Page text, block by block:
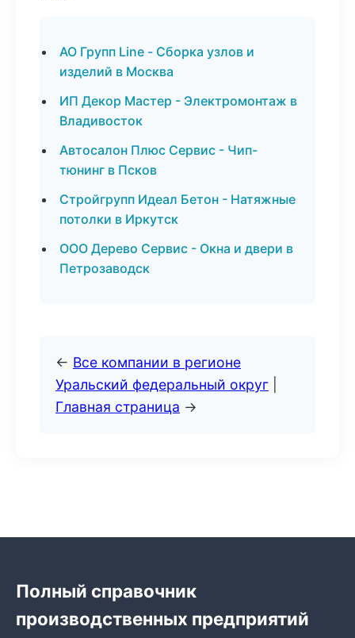
АО Групп Line - Сборка узлов и
изделий в Москва
ИП Декор Мастер - Электромонтаж в
Владивосток
Автосалон Плюс Сервис - Чип-
тюнинг в Псков
Стройгрупп Идеал Бетон - Натяжные
потолки в Иркутск
ООО Дерево Сервис - Окна и двери в
Петрозаводск
← Все компании в регионе
Уральский федеральный округ
Главная страница →
Полный справочник
производственных предприятий